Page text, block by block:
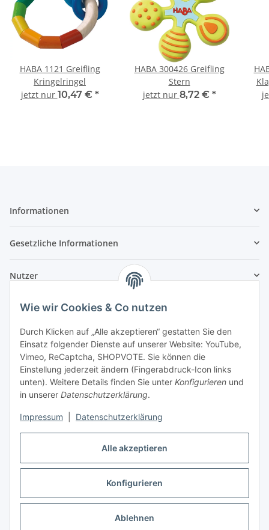
Alle akzeptieren
Konfigurieren
Ablehnen
Wie wir Cookies & Co nutzen
Durch Klicken auf „Alle akzeptieren“ gestatten Sie den
Einsatz folgender Dienste auf unserer Website: YouTube,
Vimeo, ReCaptcha, SHOPVOTE. Sie können die
Einstellung jederzeit ändern (Fingerabdruck-Icon links
unten). Weitere Details finden Sie unter Konfigurieren und
in unserer Datenschutzerklärung.
Impressum Datenschutzerklärung
HABA 1121 Greifling
Kringelringel
jetzt nur 10,47 € *
HABA 300426 Greifling
Stern
jetzt nur 8,72 € *
Informationen
Gesetzliche Informationen
Nutzer